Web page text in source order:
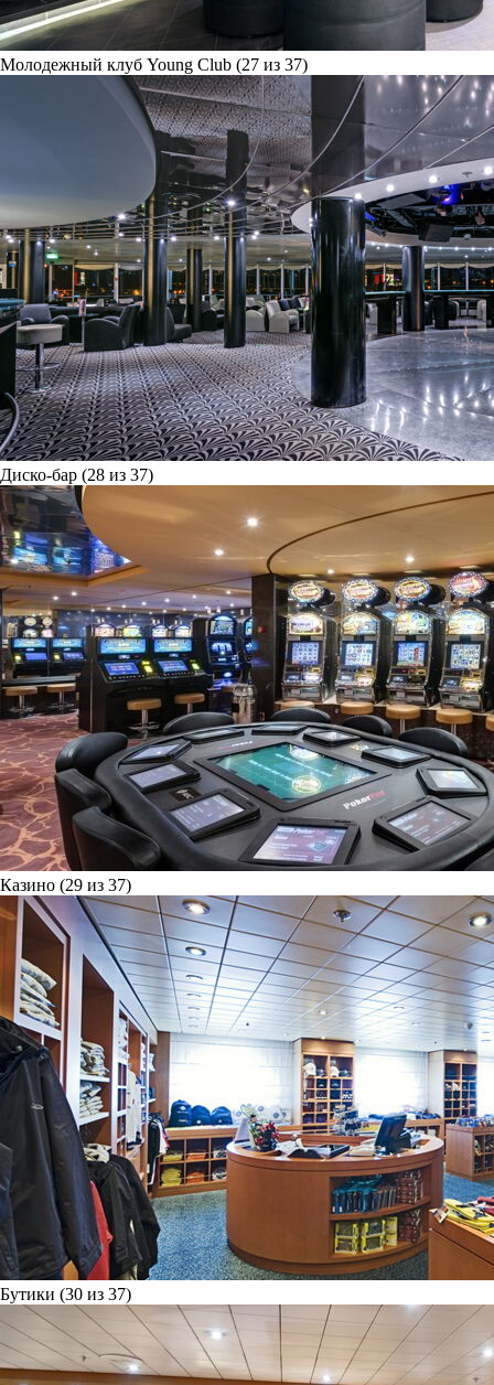
Молодежный клуб Young Club (27 из 37)
Диско-бар (28 из 37)
Казино (29 из 37)
Бутики (30 из 37)